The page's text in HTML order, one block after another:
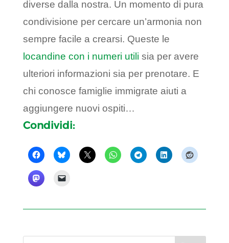
diverse dalla nostra. Un momento di pura
condivisione per cercare un’armonia non
sempre facile a crearsi. Queste le
locandine con i numeri utili sia per avere
ulteriori informazioni sia per prenotare. E
chi conosce famiglie immigrate aiuti a
aggiungere nuovi ospiti…
Condividi: